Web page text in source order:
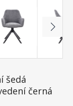
šedá
černá